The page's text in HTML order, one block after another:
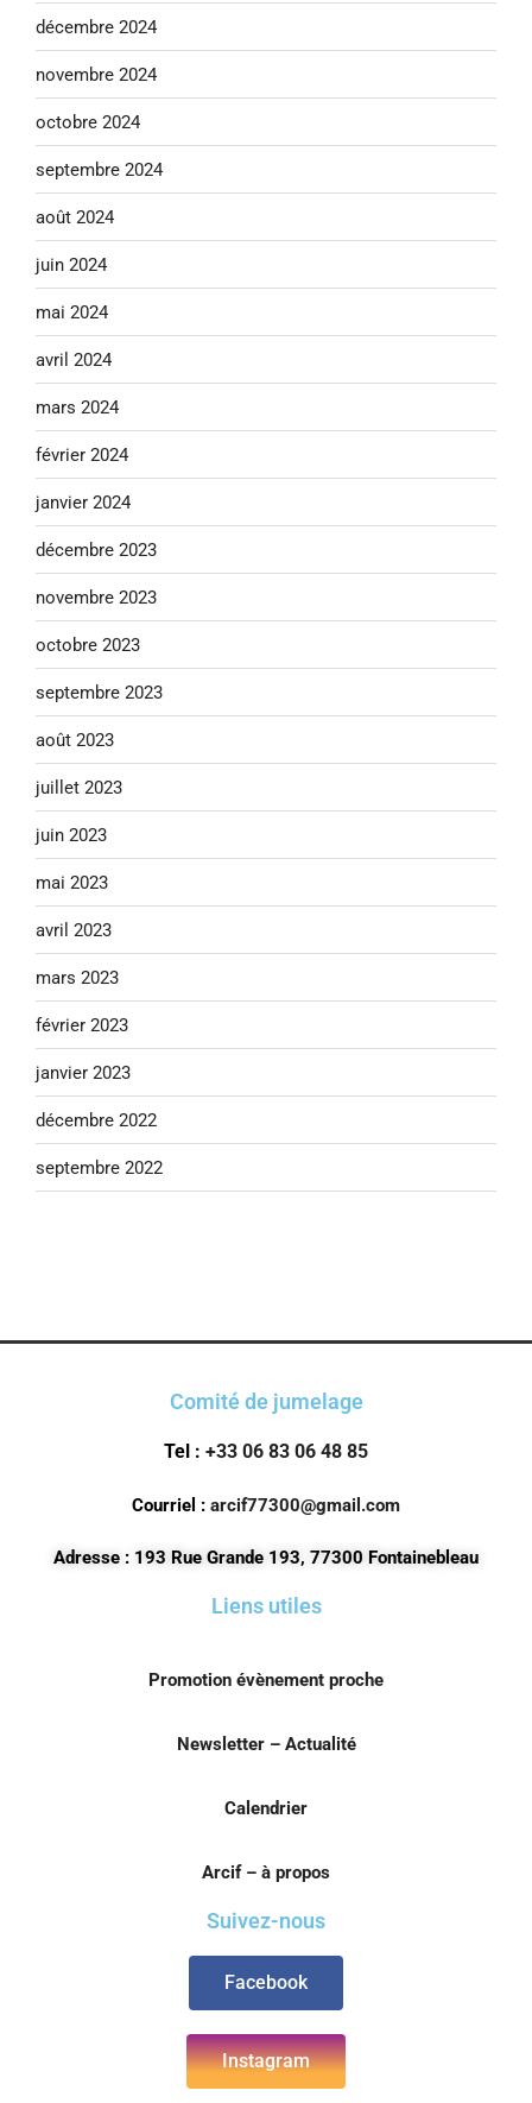
décembre 2024
novembre 2024
octobre 2024
septembre 2024
août 2024
juin 2024
mai 2024
avril 2024
mars 2024
février 2024
janvier 2024
décembre 2023
novembre 2023
octobre 2023
septembre 2023
août 2023
juillet 2023
juin 2023
mai 2023
avril 2023
mars 2023
février 2023
janvier 2023
décembre 2022
septembre 2022
Comité de jumelage
Tel : +33 06 83 06 48 85
Courriel : arcif77300@gmail.com
Adresse : 193 Rue Grande 193, 77300 Fontainebleau
Liens utiles
Promotion évènement proche
Newsletter – Actualité
Calendrier
Arcif – à propos
Suivez-nous
Facebook
Instagram